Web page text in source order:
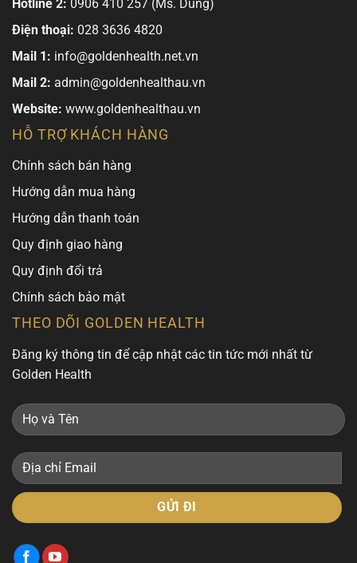
Hotline 2: 0906 410 257 (Ms. Dung)
Điện thoại: 028 3636 4820
Mail 1: info@goldenhealth.net.vn
Mail 2: admin@goldenhealthau.vn
Website: www.goldenhealthau.vn
HỖ TRỢ KHÁCH HÀNG
Chính sách bán hàng
Hướng dẫn mua hàng
Hướng dẫn thanh toán
Quy định giao hàng
Quy định đổi trả
Chính sách bảo mật
THEO DÕI GOLDEN HEALTH
Đăng ký thông tin để cập nhật các tin tức mới nhất từ
Golden Health